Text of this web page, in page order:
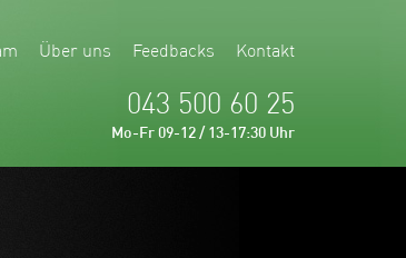
Über uns Feedbacks Kontakt
043 500 60 25
Mo-Fr 09-12 / 13-17:30 Uhr